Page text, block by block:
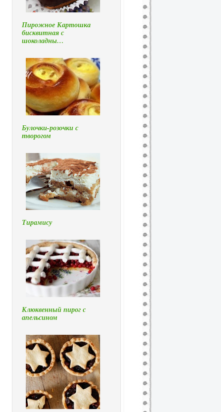
Пирожное Картошка
бисквитная с
шоколадны…
Булочки-розочки с
творогом
Тирамису
Клюквенный пирог с
апельсином